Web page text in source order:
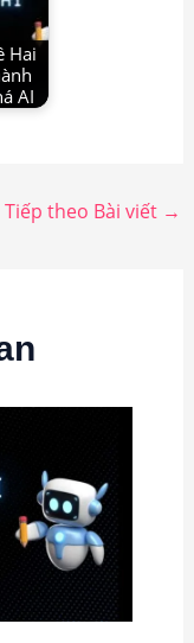
Hai
AI
Tiếp theo Bài viết →